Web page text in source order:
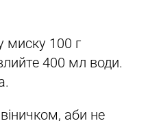
миску 100 г
400 мл води.
аби не